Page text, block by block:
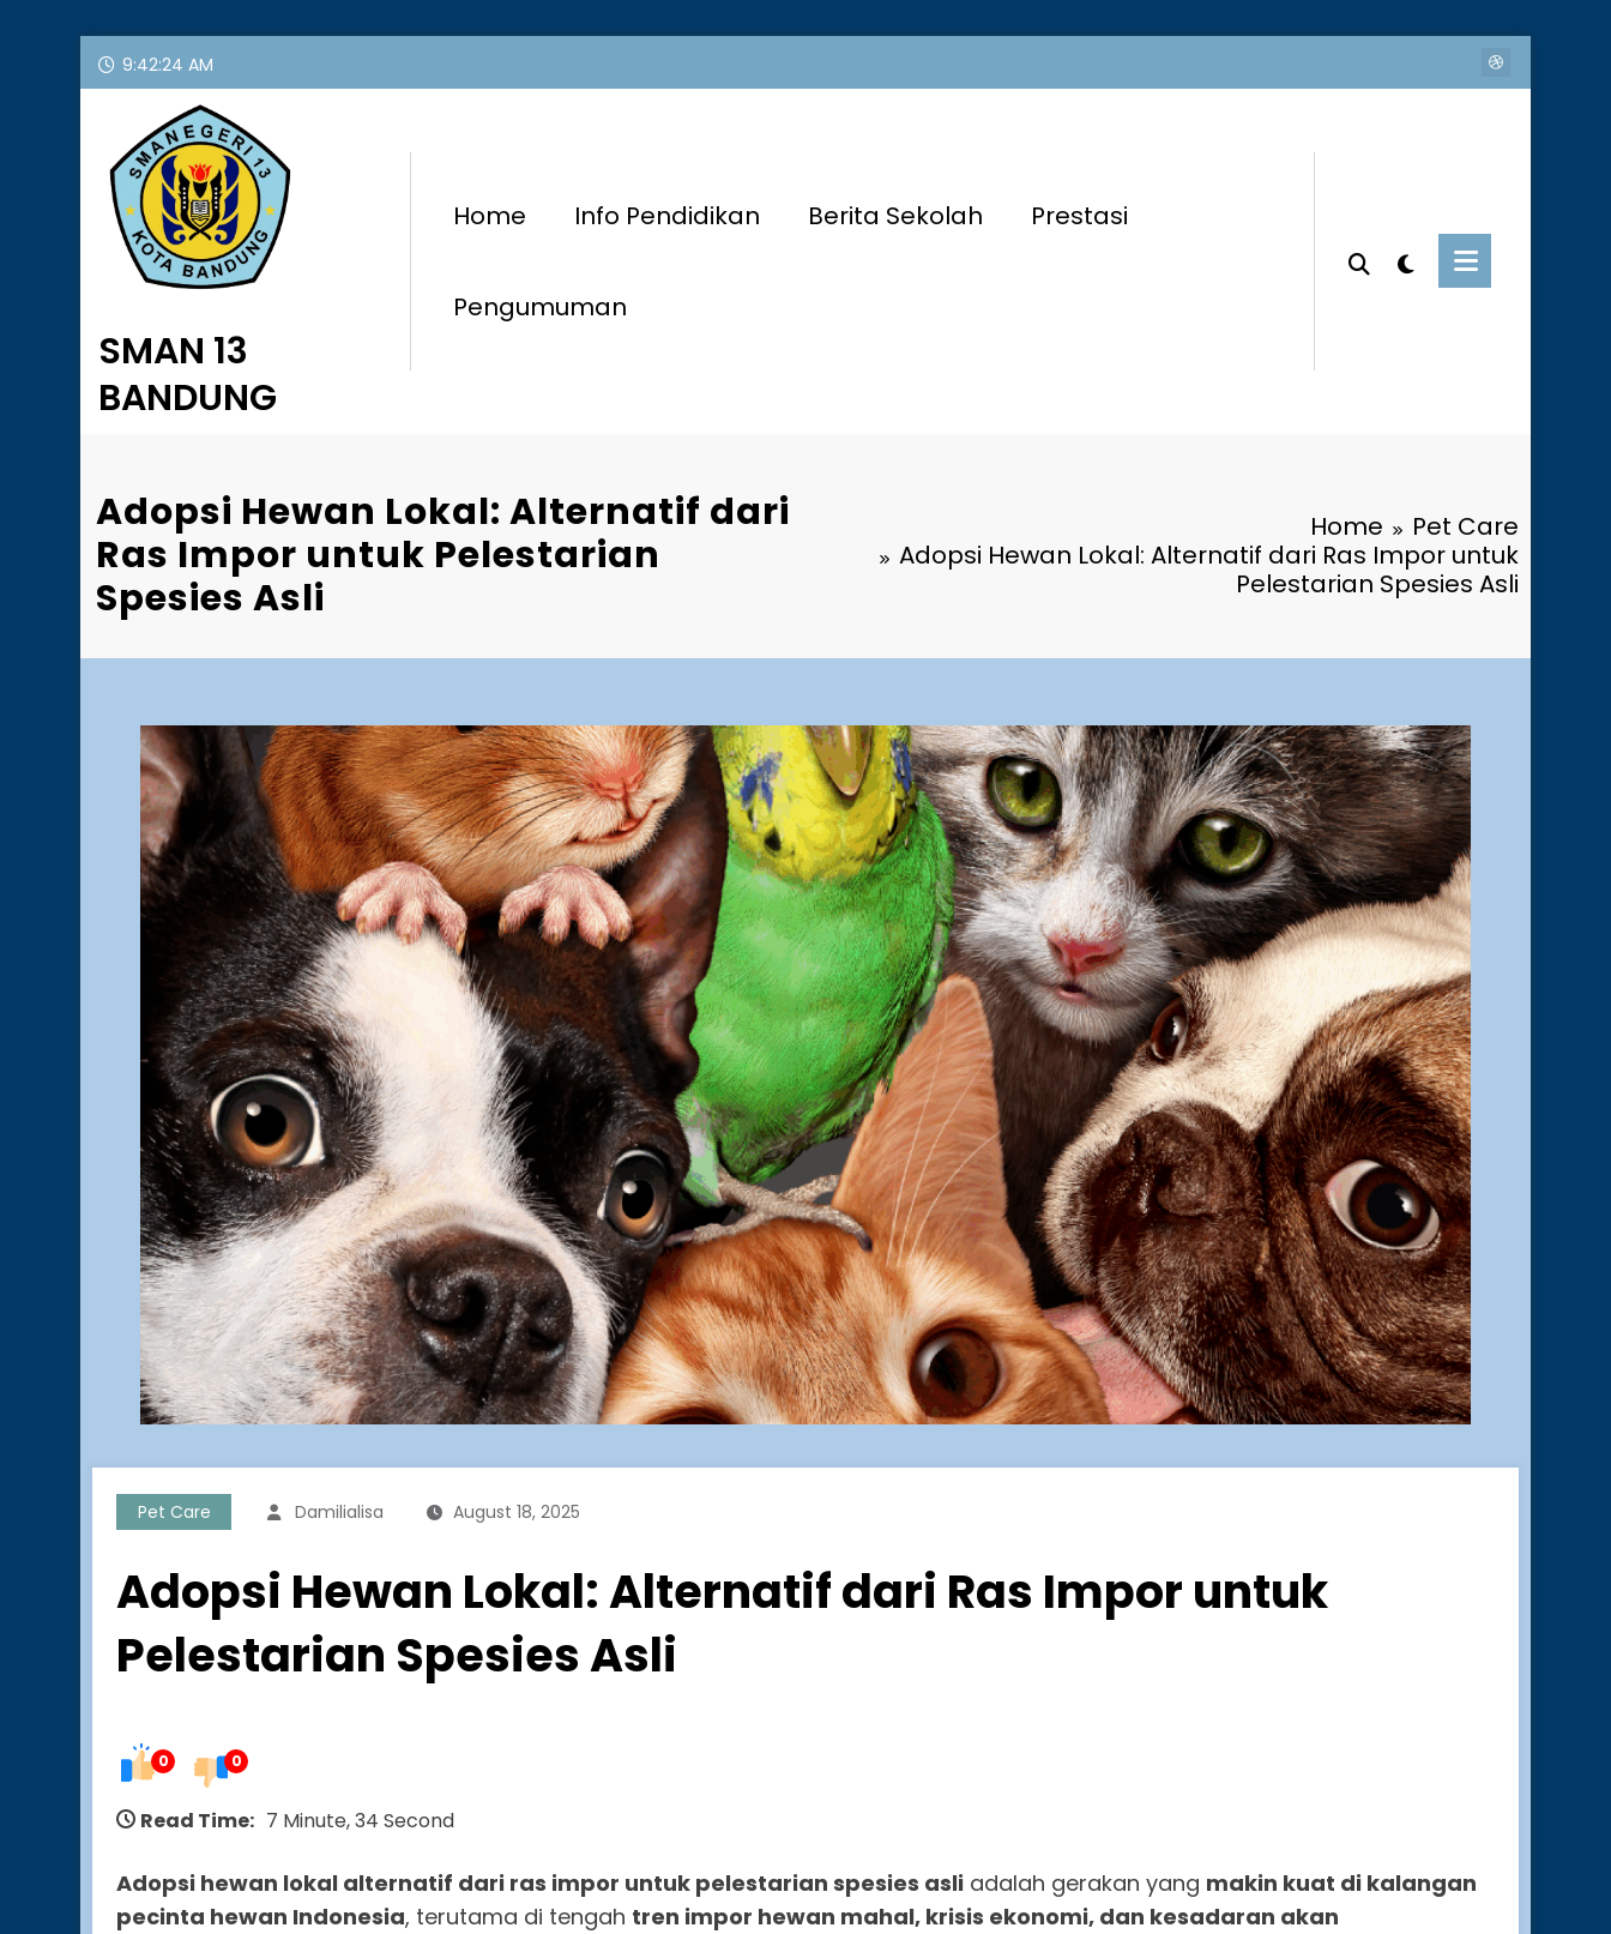
Skip
9:42:25 AM
SMAN 13
BANDUNG
Home Info Pendidikan Berita Sekolah Prestasi
Pengumuman
Adopsi Hewan Lokal: Alternatif dari
Ras Impor untuk Pelestarian
Spesies Asli
Home
Pet Care
Adopsi Hewan Lokal: Alternatif dari Ras Impor untuk
Pelestarian Spesies Asli
Pet Care Damilialisa August 18, 2025
Adopsi Hewan Lokal: Alternatif dari Ras Impor untuk
Pelestarian Spesies Asli
0 0
Read Time: 7 Minute, 34 Second
Adopsi hewan lokal alternatif dari ras impor untuk pelestarian spesies asli adalah gerakan yang makin kuat di kalangan
pecinta hewan Indonesia, terutama di tengah tren impor hewan mahal, krisis ekonomi, dan kesadaran akan